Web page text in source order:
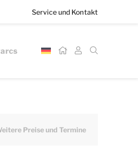
Service und Kontakt
Preise und Termine